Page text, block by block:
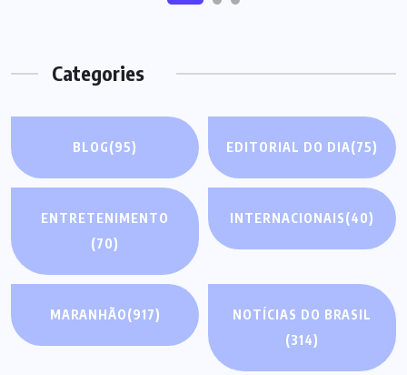
Categories
BLOG(95) EDITORIAL DO DIA(75)
ENTRETENIMENTO
(70)
INTERNACIONAIS(40)
MARANHÃO(917)
NOTÍCIAS DO BRASIL
(314)